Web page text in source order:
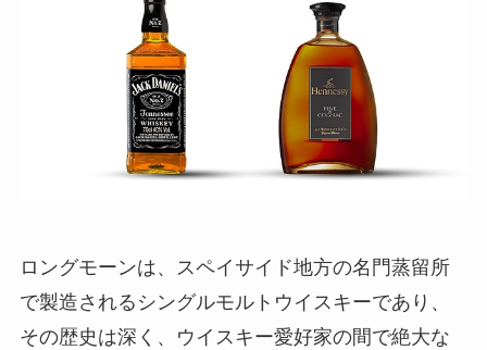
ロングモーンは、スペイサイド地方の名門蒸留所
で製造されるシングルモルトウイスキーであり、
その歴史は深く、ウイスキー愛好家の間で絶大な